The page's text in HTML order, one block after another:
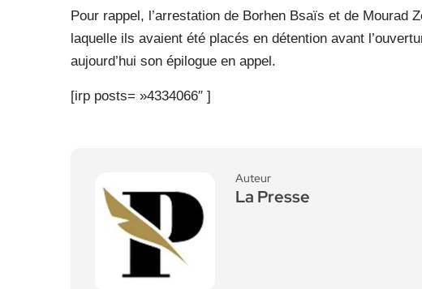
Pour rappel, l’arrestation de Borhen Bsaïs et de Mourad
laquelle ils avaient été placés en détention avant
aujourd’hui son épilogue en appel.
[irp posts= »4334066″ ]
Auteur
La Presse